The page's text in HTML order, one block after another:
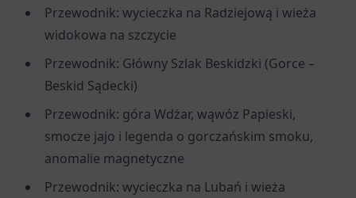
Przewodnik: wycieczka na Radziejową i wieża
widokowa na szczycie
Przewodnik: Główny Szlak Beskidzki (Gorce –
Beskid Sądecki)
Przewodnik: góra Wdżar, wąwóz Papieski,
smocze jajo i legenda o gorczańskim smoku,
anomalie magnetyczne
Przewodnik: wycieczka na Lubań i wieża